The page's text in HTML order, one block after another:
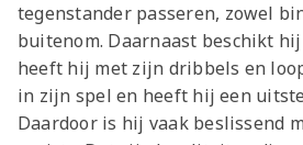
tegenstander passeren, zowel
buitenom. Daarnaast beschikt
heeft hij met zijn dribbels en
in zijn spel en heeft hij een
Daardoor is hij vaak beslissend